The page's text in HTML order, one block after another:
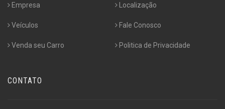
Empresa
Veículos
Venda seu Carro
Localização
Fale Conosco
Politica de Privacidade
CONTATO